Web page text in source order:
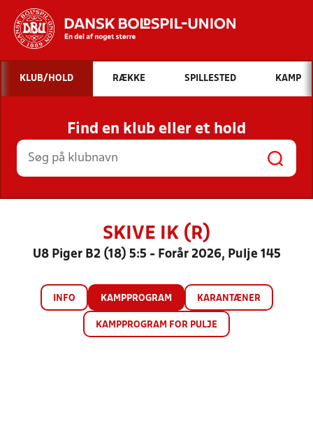
Hvad vil du søge efter?
INDHOLD OG NYHEDER
STILLINGER, RESULTATER, KLUBBER OG
HOLD
KLUB/HOLD RÆKKE SPILLESTED KAMP
Find en klub eller et hold
SKIVE IK (R)
U8 Piger B2 (18) 5:5 - Forår 2026, Pulje 145
INFO KAMPPROGRAM KARANTÆNER
KAMPPROGRAM FOR PULJE